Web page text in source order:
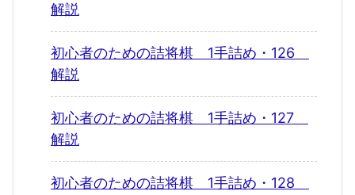
解説
初心者のための詰将棋 1手詰め・126
解説
初心者のための詰将棋 1手詰め・127
解説
初心者のための詰将棋 1手詰め・128